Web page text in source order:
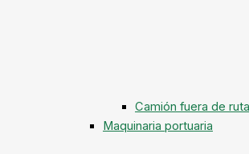
Camión fuera de ruta
Maquinaria portuaria